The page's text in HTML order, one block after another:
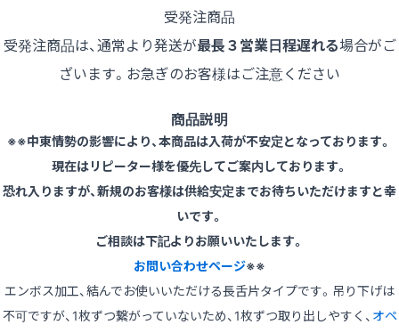
受発注商品
受発注商品は、通常より発送が最長３営業日程遅れる場合がご
ざいます。お急ぎのお客様はご注意ください
商品説明
※※中東情勢の影響により、本商品は入荷が不安定となっております。
現在はリピーター様を優先してご案内しております。
恐れ入りますが、新規のお客様は供給安定までお待ちいただけますと幸
いです。
ご相談は下記よりお願いいたします。
お問い合わせページ※※
エンボス加工、結んでお使いいただける長舌片タイプです。吊り下げは
不可ですが、1枚ずつ繋がっていないため、1枚ずつ取り出しやすく、 オペ